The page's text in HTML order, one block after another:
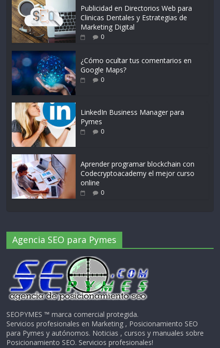
Publicidad en Directorios Web para
Clinicas Dentales y Estrategias de
Marketing Digital
0
¿Cómo ocultar tus comentarios en
Google Maps?
0
LinkedIn Business Manager para
Pymes
0
Aprender programar blockchain con
Codecryptoacademy el mejor curso
online
0
Agencia SEO para Pymes
SEOPYMES ™ marca comercial protegida.
Servicios profesionales en Marketing , Posicionamiento SEO
para Pymes y autónomos. Noticias , cursos y manuales sobre
Posicionamiento SEO. Servicios profesionales!